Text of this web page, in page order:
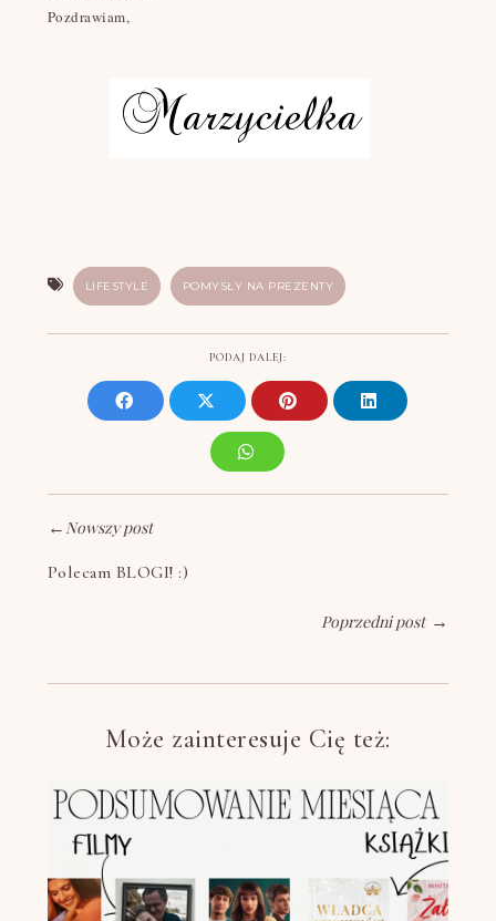
Pozdrawiam,
LIFESTYLE POMYSŁY NA PREZENTY
PODAJ DALEJ:
← Nowszy post
Polecam BLOGI! :)
Poprzedni post→
Może zainteresuje Cię też: